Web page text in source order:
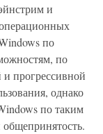
и
по
по
прогрессивной
однако
по таким